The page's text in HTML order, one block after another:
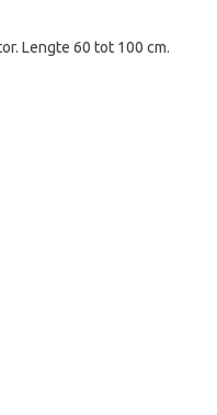
Lengte 60 tot 100 cm.